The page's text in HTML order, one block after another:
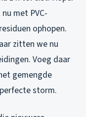
met PVC-
ophopen.
zitten we nu
Voeg daar
gemengde
storm.